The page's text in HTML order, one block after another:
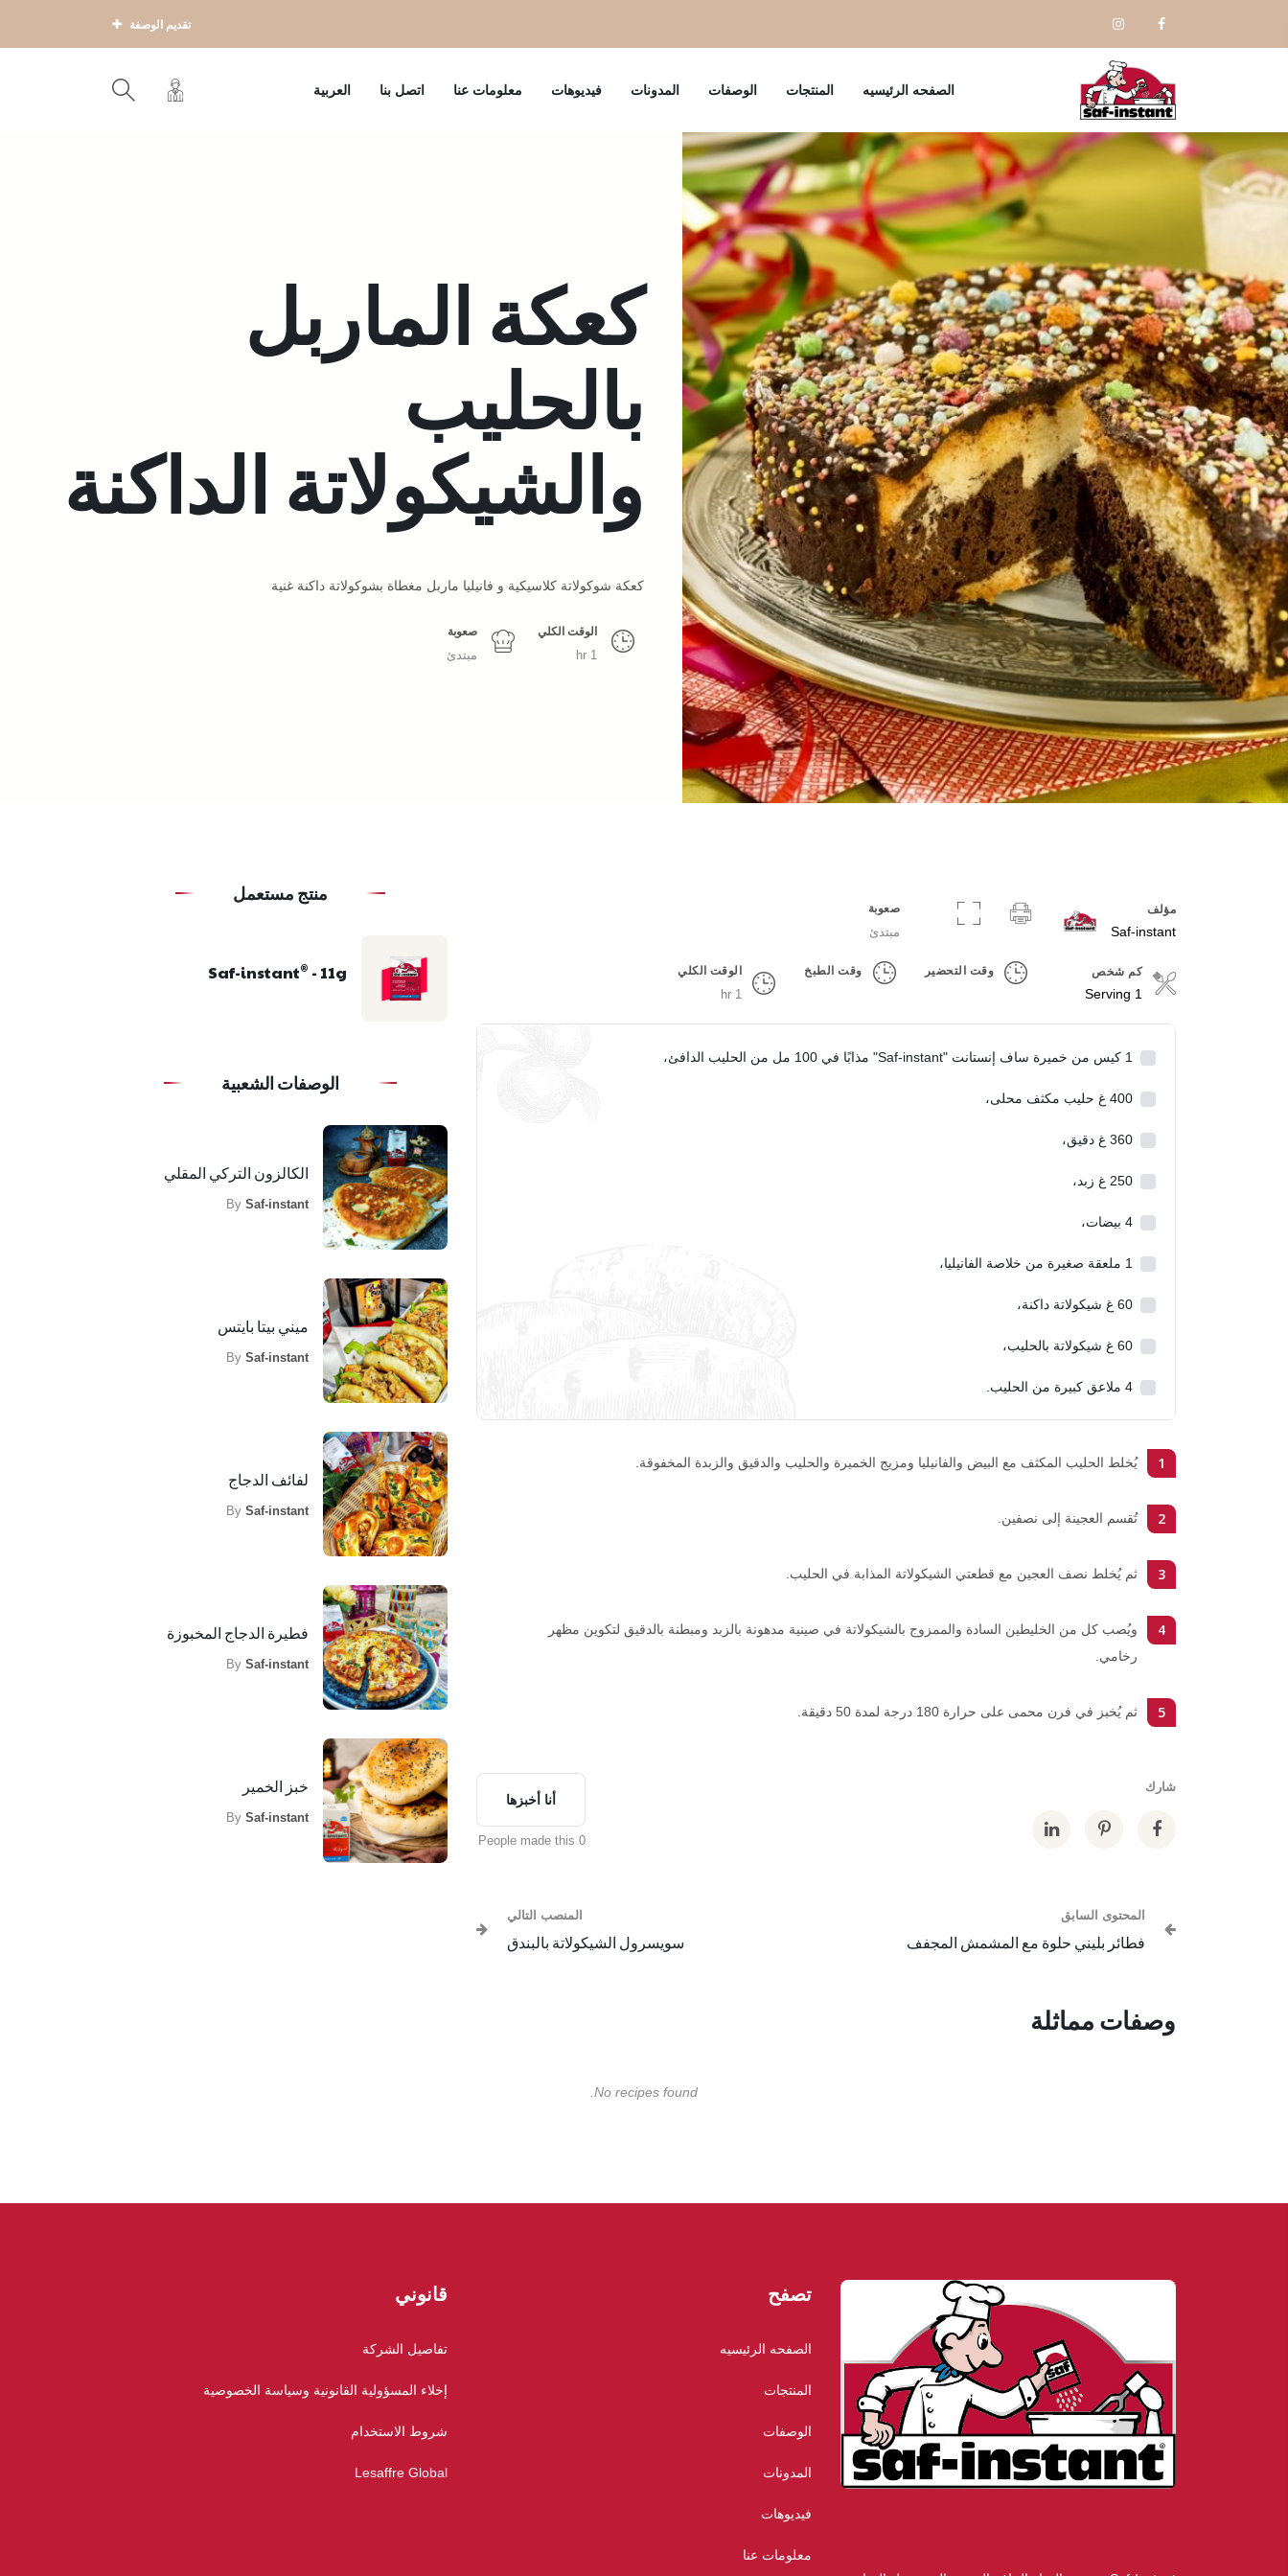
تقديم الوصفة
الصفحه الرئيسيه المنتجات الوصفات المدونات فيديوهات معلومات عنا اتصل بنا العربية
كعكة الماربل
بالحليب
والشيكولاتة الداكنة
كعكة شوكولاتة كلاسيكية و فانيليا ماربل مغطاة بشوكولاتة داكنة غنية
الوقت الكلي
1 hr
صعوبة
مبتدئ
مؤلف
Saf-instant
صعوبة
مبتدئ
كم شخص
1 Serving
وقت التحضير وقت الطبخ الوقت الكلي
1 hr
1 كيس من خميرة ساف إنستانت "Saf-instant" مذابًا في 100 مل من الحليب الدافئ،
400 غ حليب مكثف محلى،
360 غ دقيق،
250 غ زبد،
4 بيضات،
1 ملعقة صغيرة من خلاصة الفانيليا،
60 غ شيكولاتة داكنة،
60 غ شيكولاتة بالحليب،
4 ملاعق كبيرة من الحليب.
1 يُخلط الحليب المكثف مع البيض والفانيليا ومزيج الخميرة والحليب والدقيق والزبدة المخفوقة.
2 تُقسم العجينة إلى نصفين.
3 ثم يُخلط نصف العجين مع قطعتي الشيكولاتة المذابة في الحليب.
4
ويُصب كل من الخليطين السادة والممزوج بالشيكولاتة في صينية مدهونة بالزبد ومبطنة بالدقيق لتكوين مظهر
رخامي.
5 ثم يُخبز في فرن محمى على حرارة 180 درجة لمدة 50 دقيقة.
شارك
أنا أخبزها
0 People made this
المحتوى السابق
فطائر بليني حلوة مع المشمش المجفف
المنصب التالي
سويسرول الشيكولاتة بالبندق
منتج مستعمل
Saf-instant® - 11g
الوصفات الشعبية
الكالزون التركي المقلي
By Saf-instant
ميني بيتا بايتس
By Saf-instant
لفائف الدجاج
By Saf-instant
فطيرة الدجاج المخبوزة
By Saf-instant
خبز الخمير
By Saf-instant
وصفات مماثلة
No recipes found.
تصفح
الصفحه الرئيسيه
المنتجات
الوصفات
المدونات
فيديوهات
معلومات عنا
قانوني
تفاصيل الشركة
إخلاء المسؤولية القانونية وسياسة الخصوصية
شروط الاستخدام
Lesaffre Global